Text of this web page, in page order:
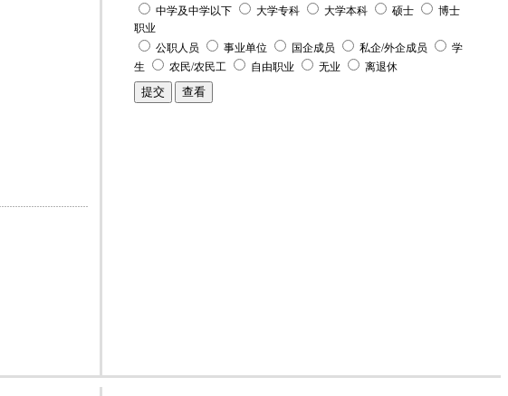
中学及中学以下
大学专科 大学本科 硕士
博士
职业
公职人员
事业单位 国企成员 私企/外企成员
学
生
农民/农民工 自由职业 无业 离退休